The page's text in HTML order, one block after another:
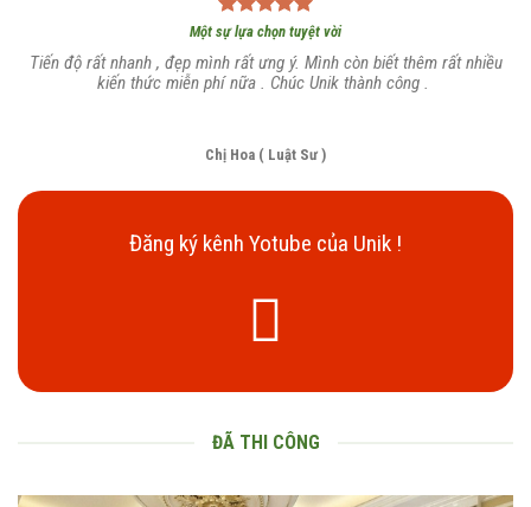
Một sự lựa chọn tuyệt vời
Tiến độ rất nhanh , đẹp mình rất ưng ý. Mình còn biết thêm rất nhiều
kiến thức miễn phí nữa . Chúc Unik thành công .
Chị Hoa ( Luật Sư )
Đăng ký kênh Yotube của Unik !
ĐÃ THI CÔNG